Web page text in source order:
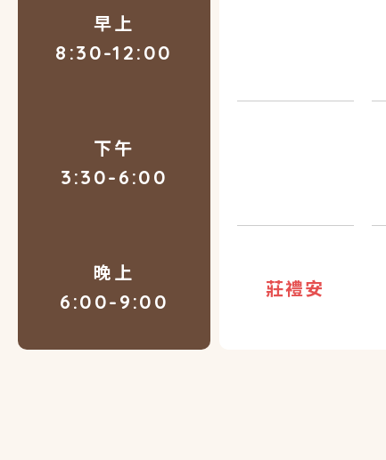
早上
8:30-12:00
下午
3:30-6:00
晚上
6:00-9:00
莊禮安